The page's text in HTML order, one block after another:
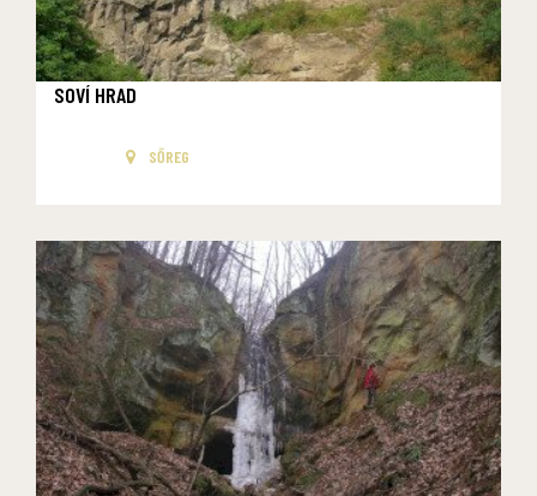
SOVÍ HRAD
SŐREG